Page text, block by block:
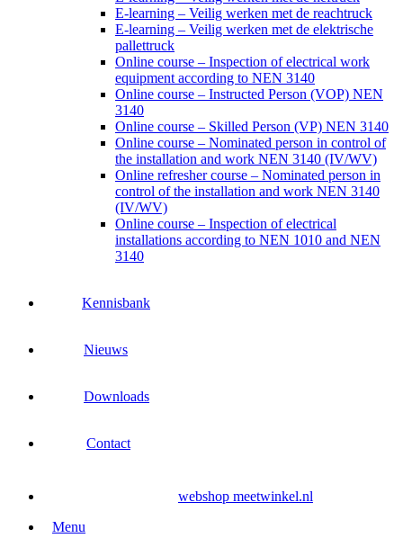
E-learning – Veilig werken met de reachtruck
E-learning – Veilig werken met de elektrische
pallettruck
Online course – Inspection of electrical work
equipment according to NEN 3140
Online course – Instructed Person (VOP) NEN
3140
Online course – Skilled Person (VP) NEN 3140
Online course – Nominated person in control of
the installation and work NEN 3140 (IV/WV)
Online refresher course – Nominated person in
control of the installation and work NEN 3140
(IV/WV)
Online course – Inspection of electrical
installations according to NEN 1010 and NEN
3140
Kennisbank
Nieuws
Downloads
Contact
webshop meetwinkel.nl
Menu